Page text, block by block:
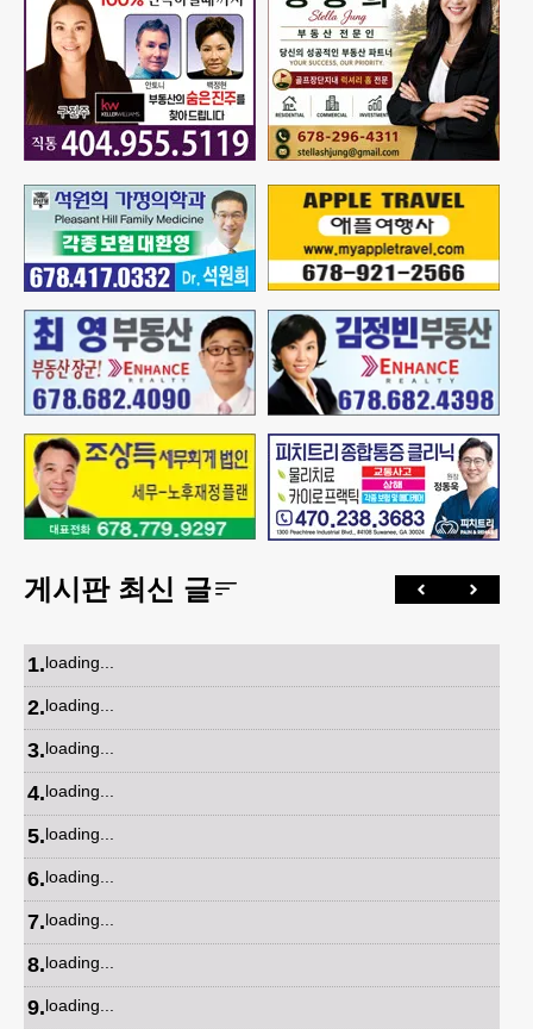
게시판 최신 글
1.loading...
2.loading...
3.loading...
4.loading...
5.loading...
6.loading...
7.loading...
8.loading...
9.loading...